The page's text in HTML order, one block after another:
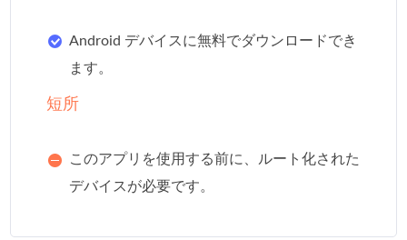
Android デバイスに無料でダウンロードでき
ます。
短所
このアプリを使用する前に、ルート化された
デバイスが必要です。